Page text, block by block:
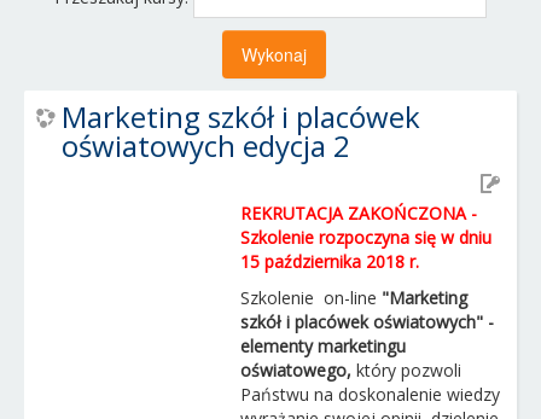
Marketing szkół i placówek
oświatowych edycja 2
REKRUTACJA ZAKOŃCZONA -
Szkolenie rozpoczyna się w dniu
15 października 2018 r.
Szkolenie on-line "Marketing
szkół i placówek oświatowych" -
elementy marketingu
oświatowego, który pozwoli
Państwu na doskonalenie wiedzy